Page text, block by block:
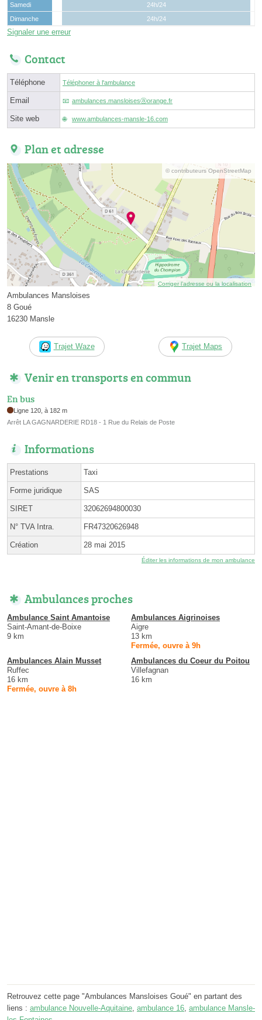
Samedi
24h/24
Dimanche
24h/24
Signaler une erreur
Contact
Téléphone Téléphoner à l'ambulance
Email ambulances.mansloisesⓐorange.fr
Site web www.ambulances-mansle-16.com
Plan et adresse
© contributeurs OpenStreetMap
Corriger l’adresse ou la localisation
Ambulances Mansloises
8 Goué
16230 Mansle
Trajet Waze Trajet Maps
Venir en transports en commun
En bus
Ligne 120, à 182 m
Arrêt LA GAGNARDERIE RD18 - 1 Rue du Relais de Poste
Informations
Prestations Taxi
Forme juridique SAS
SIRET 32062694800030
N° TVA Intra. FR47320626948
Création 28 mai 2015
Éditer les informations de mon ambulance
Ambulances proches
Ambulance Saint Amantoise
Saint-Amant-de-Boixe
9 km
Ambulances Aigrinoises
Aigre
13 km
Fermée, ouvre à 9h
Ambulances Alain Musset
Ruffec
16 km
Fermée, ouvre à 8h
Ambulances du Coeur du Poitou
Villefagnan
16 km
Retrouvez cette page "Ambulances Mansloises Goué" en partant des
liens : ambulance Nouvelle-Aquitaine ambulance 16 ambulance Mansle-